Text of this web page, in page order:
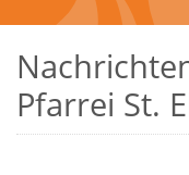
Pfarrei St.